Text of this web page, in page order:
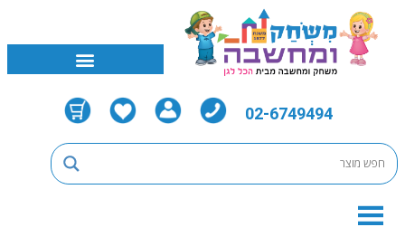
02-6749494